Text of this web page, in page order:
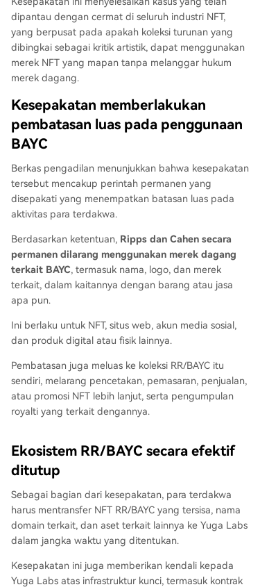
ulkan kebingungan konsumen.
dipantau dengan cermat di seluruh industri NFT,
yang berpusat pada apakah koleksi turunan yang
dibingkai sebagai kritik artistik, dapat menggunakan
merek NFT yang mapan tanpa melanggar hukum
merek dagang.
Kesepakatan memberlakukan
pembatasan luas pada penggunaan
BAYC
Berkas pengadilan menunjukkan bahwa kesepakatan
tersebut mencakup perintah permanen yang
disepakati yang menempatkan batasan luas pada
aktivitas para terdakwa.
Berdasarkan ketentuan, Ripps dan Cahen secara
permanen dilarang menggunakan merek dagang
terkait BAYC, termasuk nama, logo, dan merek
terkait, dalam kaitannya dengan barang atau jasa
apa pun.
Ini berlaku untuk NFT, situs web, akun media sosial,
dan produk digital atau fisik lainnya.
Pembatasan juga meluas ke koleksi RR/BAYC itu
sendiri, melarang pencetakan, pemasaran, penjualan,
atau promosi NFT lebih lanjut, serta pengumpulan
royalti yang terkait dengannya.
Ekosistem RR/BAYC secara efektif
ditutup
Sebagai bagian dari kesepakatan, para terdakwa
harus mentransfer NFT RR/BAYC yang tersisa, nama
domain terkait, dan aset terkait lainnya ke Yuga Labs
dalam jangka waktu yang ditentukan.
Kesepakatan ini juga memberikan kendali kepada
Yuga Labs atas infrastruktur kunci, termasuk kontrak